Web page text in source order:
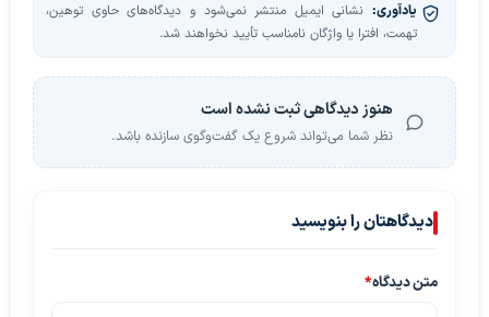
یادآوری: نشانی ایمیل منتشر نمی‌شود و دیدگاه‌های حاوی توهین،
تهمت، افترا یا واژگان نامناسب تأیید نخواهند شد.
هنوز دیدگاهی ثبت نشده است
نظر شما می‌تواند شروع یک گفت‌وگوی سازنده باشد.
دیدگاهتان را بنویسید
متن دیدگاه*